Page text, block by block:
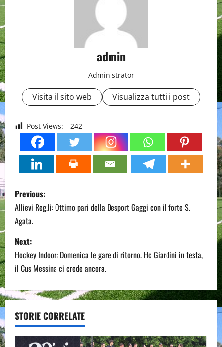
admin
Administrator
Visita il sito web Visualizza tutti i post
Post Views: 242
P
o
s
t
n
a
v
i
Previous:
Allievi Reg.li: Ottimo pari della Desport Gaggi con il forte S.
Agata.
Next:
Hockey Indoor: Domenica le gare di ritorno. Hc Giardini in testa,
il Cus Messina ci crede ancora.
STORIE CORRELATE